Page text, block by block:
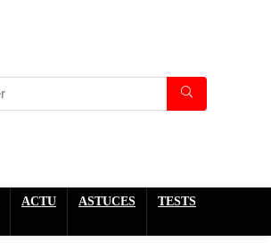
ACTU ASTUCES TESTS